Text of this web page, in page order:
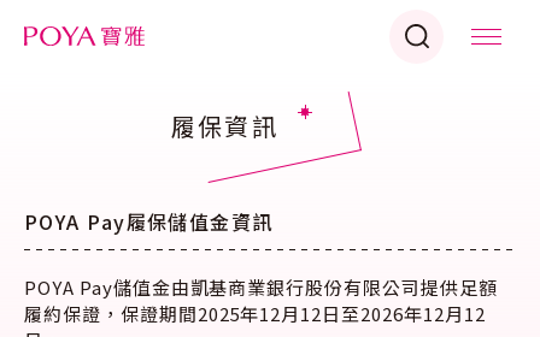
履保資訊
POYA Pay履保儲值金資訊
POYA Pay儲值金由凱基商業銀行股份有限公司提供足額
履約保證，保證期間2025年12月12日至2026年12月12